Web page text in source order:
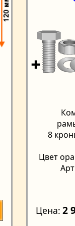
8
Цвет
Цена 2